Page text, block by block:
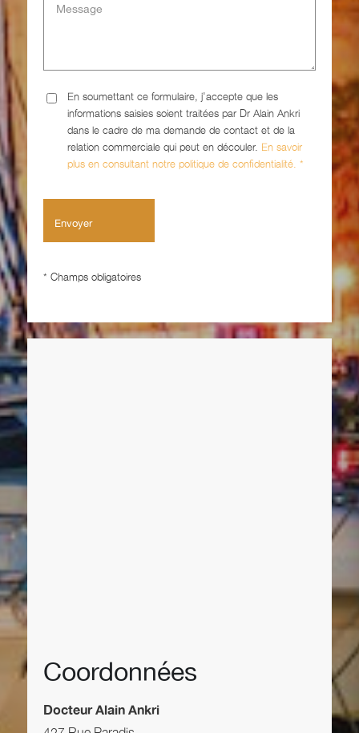
En soumettant ce formulaire, j'accepte que les
informations saisies soient traitées par Dr Alain Ankri
dans le cadre de ma demande de contact et de la
relation commerciale qui peut en découler. En savoir
plus en consultant notre politique de confidentialité. *
* Champs obligatoires
Coordonnées
Docteur Alain Ankri